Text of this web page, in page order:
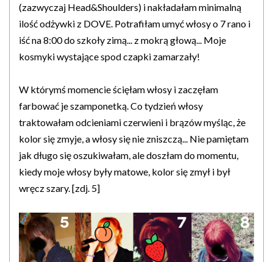
(zazwyczaj Head&Shoulders) i nakładałam minimalną
ilość odżywki z DOVE. Potrafiłam umyć włosy o 7 rano i
iść na 8:00 do szkoły zimą... z mokrą głową... Moje
kosmyki wystające spod czapki zamarzały!
W którymś momencie ścięłam włosy i zaczęłam
farbować je szamponetką. Co tydzień włosy
traktowałam odcieniami czerwieni i brązów myśląc, że
kolor się zmyje, a włosy się nie zniszczą... Nie pamiętam
jak długo się oszukiwałam, ale doszłam do momentu,
kiedy moje włosy były matowe, kolor się zmył i był
wręcz szary. [zdj. 5]